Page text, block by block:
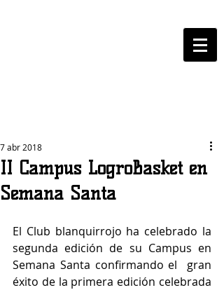
II Campus LogroBasket en
Semana Santa
7 abr 2018
El Club blanquirrojo ha celebrado la
segunda edición de su Campus en
Semana Santa confirmando el  gran
éxito de la primera edición celebrada